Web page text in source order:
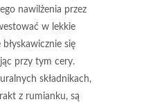
nawilżenia przez
w lekkie
błyskawicznie się
przy tym cery.
składnikach,
z rumianku, są